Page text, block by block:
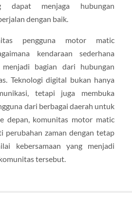
dapat menjaga hubungan
dengan baik.
pengguna motor matic
kendaraan sederhana
bagian dari hubungan
Teknologi digital bukan hanya
tetapi juga membuka
dari berbagai daerah untuk
depan, komunitas motor matic
perubahan zaman dengan tetap
kebersamaan yang menjadi
tersebut.